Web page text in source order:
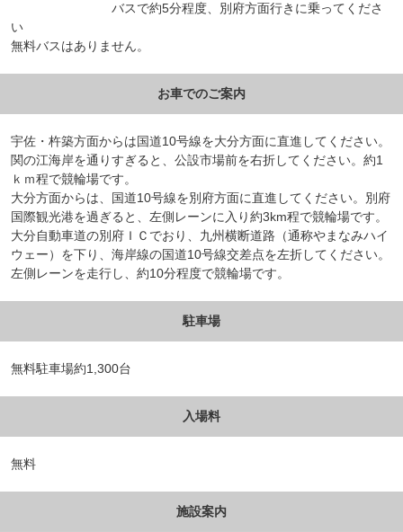
バスで約5分程度、別府方面行きに乗ってくださ
い
無料バスはありません。
お車でのご案内
宇佐・杵築方面からは国道10号線を大分方面に直進してください。
関の江海岸を通りすぎると、公設市場前を右折してください。約1
ｋｍ程で競輪場です。
大分方面からは、国道10号線を別府方面に直進してください。別府
国際観光港を過ぎると、左側レーンに入り約3km程で競輪場です。
大分自動車道の別府ＩＣでおり、九州横断道路（通称やまなみハイ
ウェー）を下り、海岸線の国道10号線交差点を左折してください。
左側レーンを走行し、約10分程度で競輪場です。
駐車場
無料駐車場約1,300台
入場料
無料
施設案内